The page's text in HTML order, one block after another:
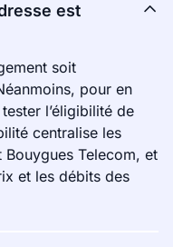
est
soit
pour en
l’éligibilité de
centralise les
Bouygues Telecom, et
et les débits des